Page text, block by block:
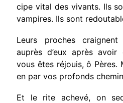
cipe vital des vivants. Ils
vampires. Ils sont
Leurs proches craignent
auprès d’eux après avoir
vous êtes réjouis, ô Pères.
en par vos profonds
Et le rite achevé, on